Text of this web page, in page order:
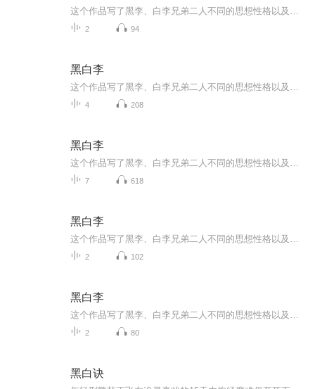
2 94
黑白李
4 208
黑白李
7 618
黑白李
2 102
黑白李
2 80
黑白诀